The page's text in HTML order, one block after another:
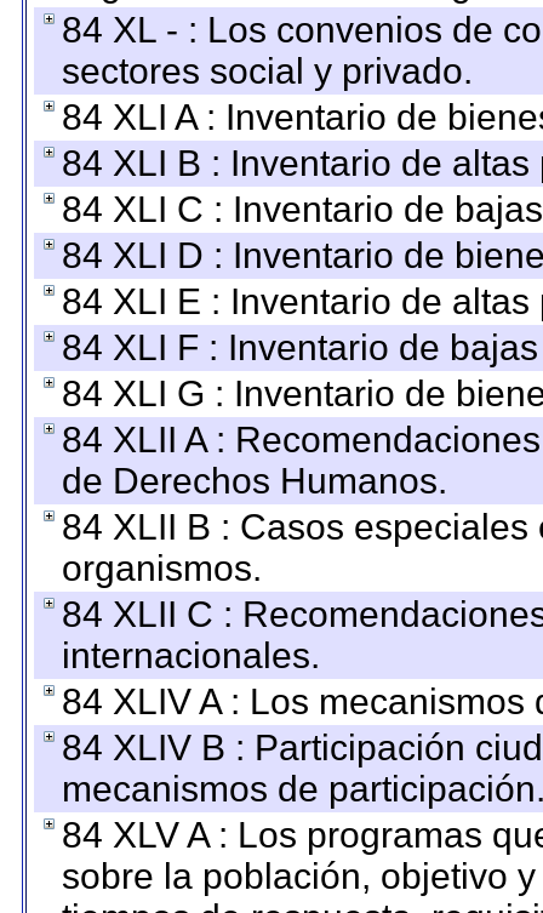
84 XL - : Los convenios de
sectores social y privado.
84 XLI A : Inventario de
84 XLI B : Inventario de
84 XLI C : Inventario de
84 XLI D : Inventario de
84 XLI E : Inventario de
84 XLI F : Inventario de
84 XLI G : Inventario de
84 XLII A :
de Derechos Humanos.
84 XLII B : Casos
organismos.
84 XLII C :
internacionales.
84 XLIV A : Los
84 XLIV B : Participación
mecanismos de
84 XLV A : Los programas
sobre la población, objetivo